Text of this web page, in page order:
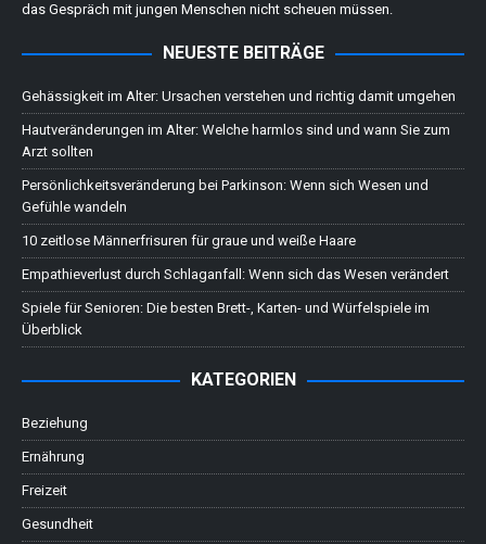
das Gespräch mit jungen Menschen nicht scheuen müssen.
NEUESTE BEITRÄGE
Gehässigkeit im Alter: Ursachen verstehen und richtig damit umgehen
Hautveränderungen im Alter: Welche harmlos sind und wann Sie zum
Arzt sollten
Persönlichkeitsveränderung bei Parkinson: Wenn sich Wesen und
Gefühle wandeln
10 zeitlose Männerfrisuren für graue und weiße Haare
Empathieverlust durch Schlaganfall: Wenn sich das Wesen verändert
Spiele für Senioren: Die besten Brett-, Karten- und Würfelspiele im
Überblick
KATEGORIEN
Beziehung
Ernährung
Freizeit
Gesundheit